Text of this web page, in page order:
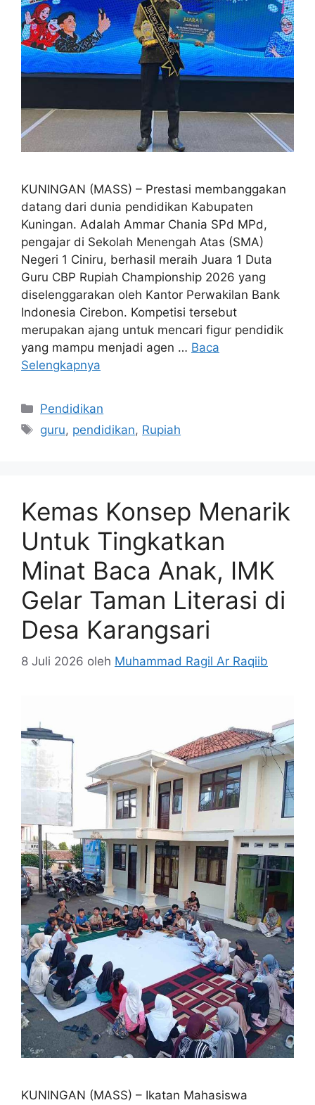
KUNINGAN (MASS) – Prestasi membanggakan
datang dari dunia pendidikan Kabupaten
Kuningan. Adalah Ammar Chania SPd MPd,
pengajar di Sekolah Menengah Atas (SMA)
Negeri 1 Ciniru, berhasil meraih Juara 1 Duta
Guru CBP Rupiah Championship 2026 yang
diselenggarakan oleh Kantor Perwakilan Bank
Indonesia Cirebon. Kompetisi tersebut
merupakan ajang untuk mencari figur pendidik
yang mampu menjadi agen … Baca
Selengkapnya
Kategori
Pendidikan
Tag
guru, pendidikan, Rupiah
Kemas Konsep Menarik
Untuk Tingkatkan
Minat Baca Anak, IMK
Gelar Taman Literasi di
Desa Karangsari
8 Juli 2026 oleh Muhammad Ragil Ar Raqiib
KUNINGAN (MASS) – Ikatan Mahasiswa